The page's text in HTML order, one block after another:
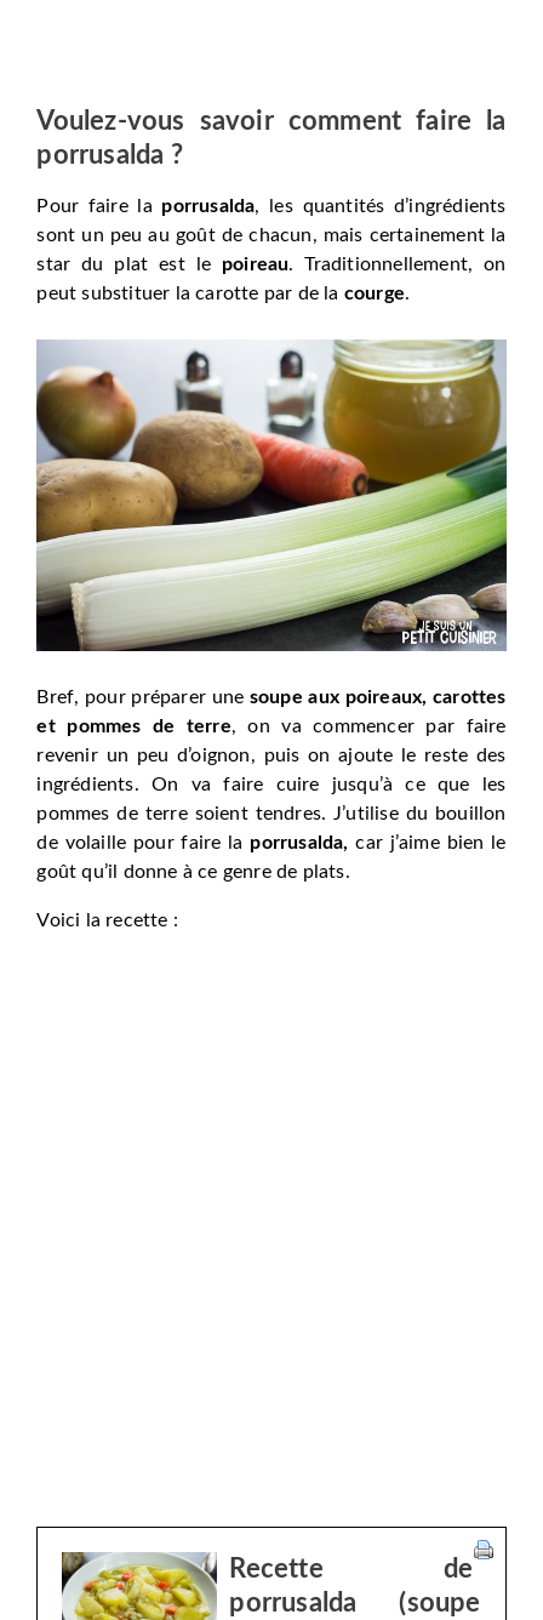
Voulez-vous savoir comment faire la
porrusalda ?
Pour faire la porrusalda, les quantités d’ingrédients
sont un peu au goût de chacun, mais certainement la
star du plat est le poireau. Traditionnellement, on
peut substituer la carotte par de la courge.
Bref, pour préparer une soupe aux poireaux, carottes
et pommes de terre, on va commencer par faire
revenir un peu d’oignon, puis on ajoute le reste des
ingrédients. On va faire cuire jusqu’à ce que les
pommes de terre soient tendres. J’utilise du bouillon
de volaille pour faire la porrusalda, car j’aime bien le
goût qu’il donne à ce genre de plats.
Voici la recette :
Recette de
porrusalda (soupe